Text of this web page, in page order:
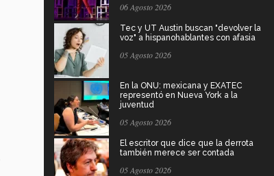
06 Agosto 2026
Tec y UT Austin buscan "devolver la
voz" a hispanohablantes con afasia
05 Agosto 2026
En la ONU: mexicana y EXATEC
representó en Nueva York a la
juventud
05 Agosto 2026
El escritor que dice que la derrota
también merece ser contada
05 Agosto 2026